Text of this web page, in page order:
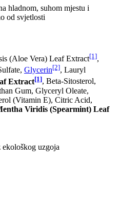
hladnom, suhom mjestu i
od svjetlosti
(Aloe Vera) Leaf Extract[1],
Glycerin[2], Lauryl
Extract[1], Beta-Sitosterol,
Gum, Glyceryl Oleate,
(Vitamin E), Citric Acid,
Viridis (Spearmint) Leaf
uzgoja